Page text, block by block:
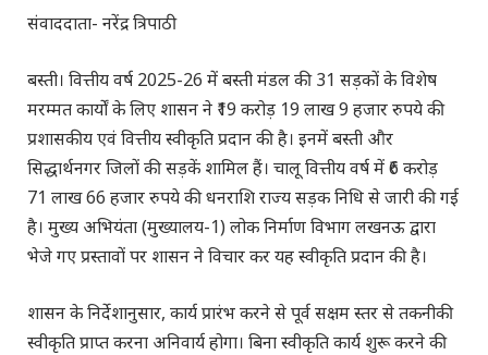
संवाददाता- नरेंद्र त्रिपाठी
बस्ती। वित्तीय वर्ष 2025-26 में बस्ती मंडल की 31 सड़कोंके विशेष
मरम्मत कार्यों के लिए शासन ने ₹19 करोड़ 19 लाख 9 हजार रुपये की
प्रशासकीय एवं वित्तीय स्वीकृति प्रदान की है। इनमें बस्ती और
सिद्धार्थनगर जिलों कीसड़कें शामिल हैं। चालू वित्तीय वर्ष में₹6 करोड़
71 लाख 66 हजार रुपये की धनराशि राज्यसड़कनिधि से जारी की गई
है। मुख्य अभियंता (मुख्यालय-1) लोक निर्माण विभाग लखनऊ द्वारा
भेजे गए प्रस्तावों पर शासन ने विचार कर यह स्वीकृति प्रदान की है।
शासन के निर्देशानुसार, कार्य प्रारंभ करने से पूर्व सक्षम स्तर से तकनीकी
स्वीकृति प्राप्त करना अनिवार्य होगा। बिना स्वीकृति कार्य शुरू करने की